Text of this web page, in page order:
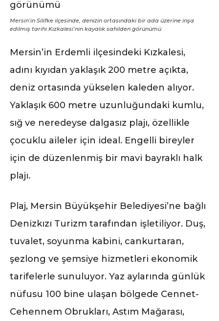
Mersin’in Silifke ilçesinde, denizin ortasındaki bir ada üzerine inşa
edilmiş tarihi Kızkalesi’nin kayalık sahilden görünümü
Mersin’in Erdemli ilçesindeki Kızkalesi,
adını kıyıdan yaklaşık 200 metre açıkta,
deniz ortasında yükselen kaleden alıyor.
Yaklaşık 600 metre uzunluğundaki kumlu,
sığ ve neredeyse dalgasız plajı, özellikle
çocuklu aileler için ideal. Engelli bireyler
için de düzenlenmiş bir mavi bayraklı halk
plajı.
Plaj, Mersin Büyükşehir Belediyesi’ne bağlı
Denizkızı Turizm tarafından işletiliyor. Duş,
tuvalet, soyunma kabini, cankurtaran,
şezlong ve şemsiye hizmetleri ekonomik
tarifelerle sunuluyor. Yaz aylarında günlük
nüfusu 100 bine ulaşan bölgede Cennet-
Cehennem Obrukları, Astım Mağarası,